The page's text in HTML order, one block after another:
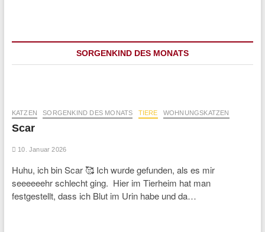
SORGENKIND DES MONATS
KATZEN SORGENKIND DES MONATS TIERE WOHNUNGSKATZEN
Scar
10. Januar 2026
Huhu, ich bin Scar 🥰 Ich wurde gefunden, als es mir
seeeeeehr schlecht ging. Hier im Tierheim hat man
festgestellt, dass ich Blut im Urin habe und da…